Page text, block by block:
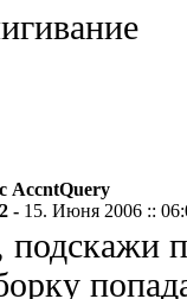
AccntQuery
- 15. Июня 2006 ::
подскажи